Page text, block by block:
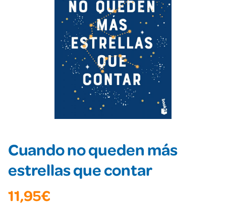
Cuando no queden más
estrellas que contar
11,95€